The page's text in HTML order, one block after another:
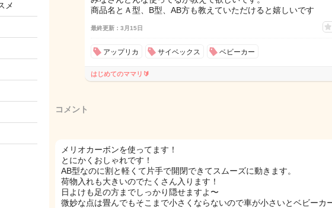
メ
商品名とＡ型、B型、AB方も教えていただけると嬉しいです
最終更新：3月15日
アップリカ サイベックス ベビーカー
はじめてのママリ🔰
コメント
メリオカーボンを使ってます！
とにかくおしゃれです！
AB型なのに割と軽くて片手で開閉できてスムーズに動きます。
荷物入れも大きいのでたくさん入ります！
日よけも足の方までしっかり隠せますよ〜
微妙な点は畳んでもそこまで小さくならないので車が小さいとベビーカ